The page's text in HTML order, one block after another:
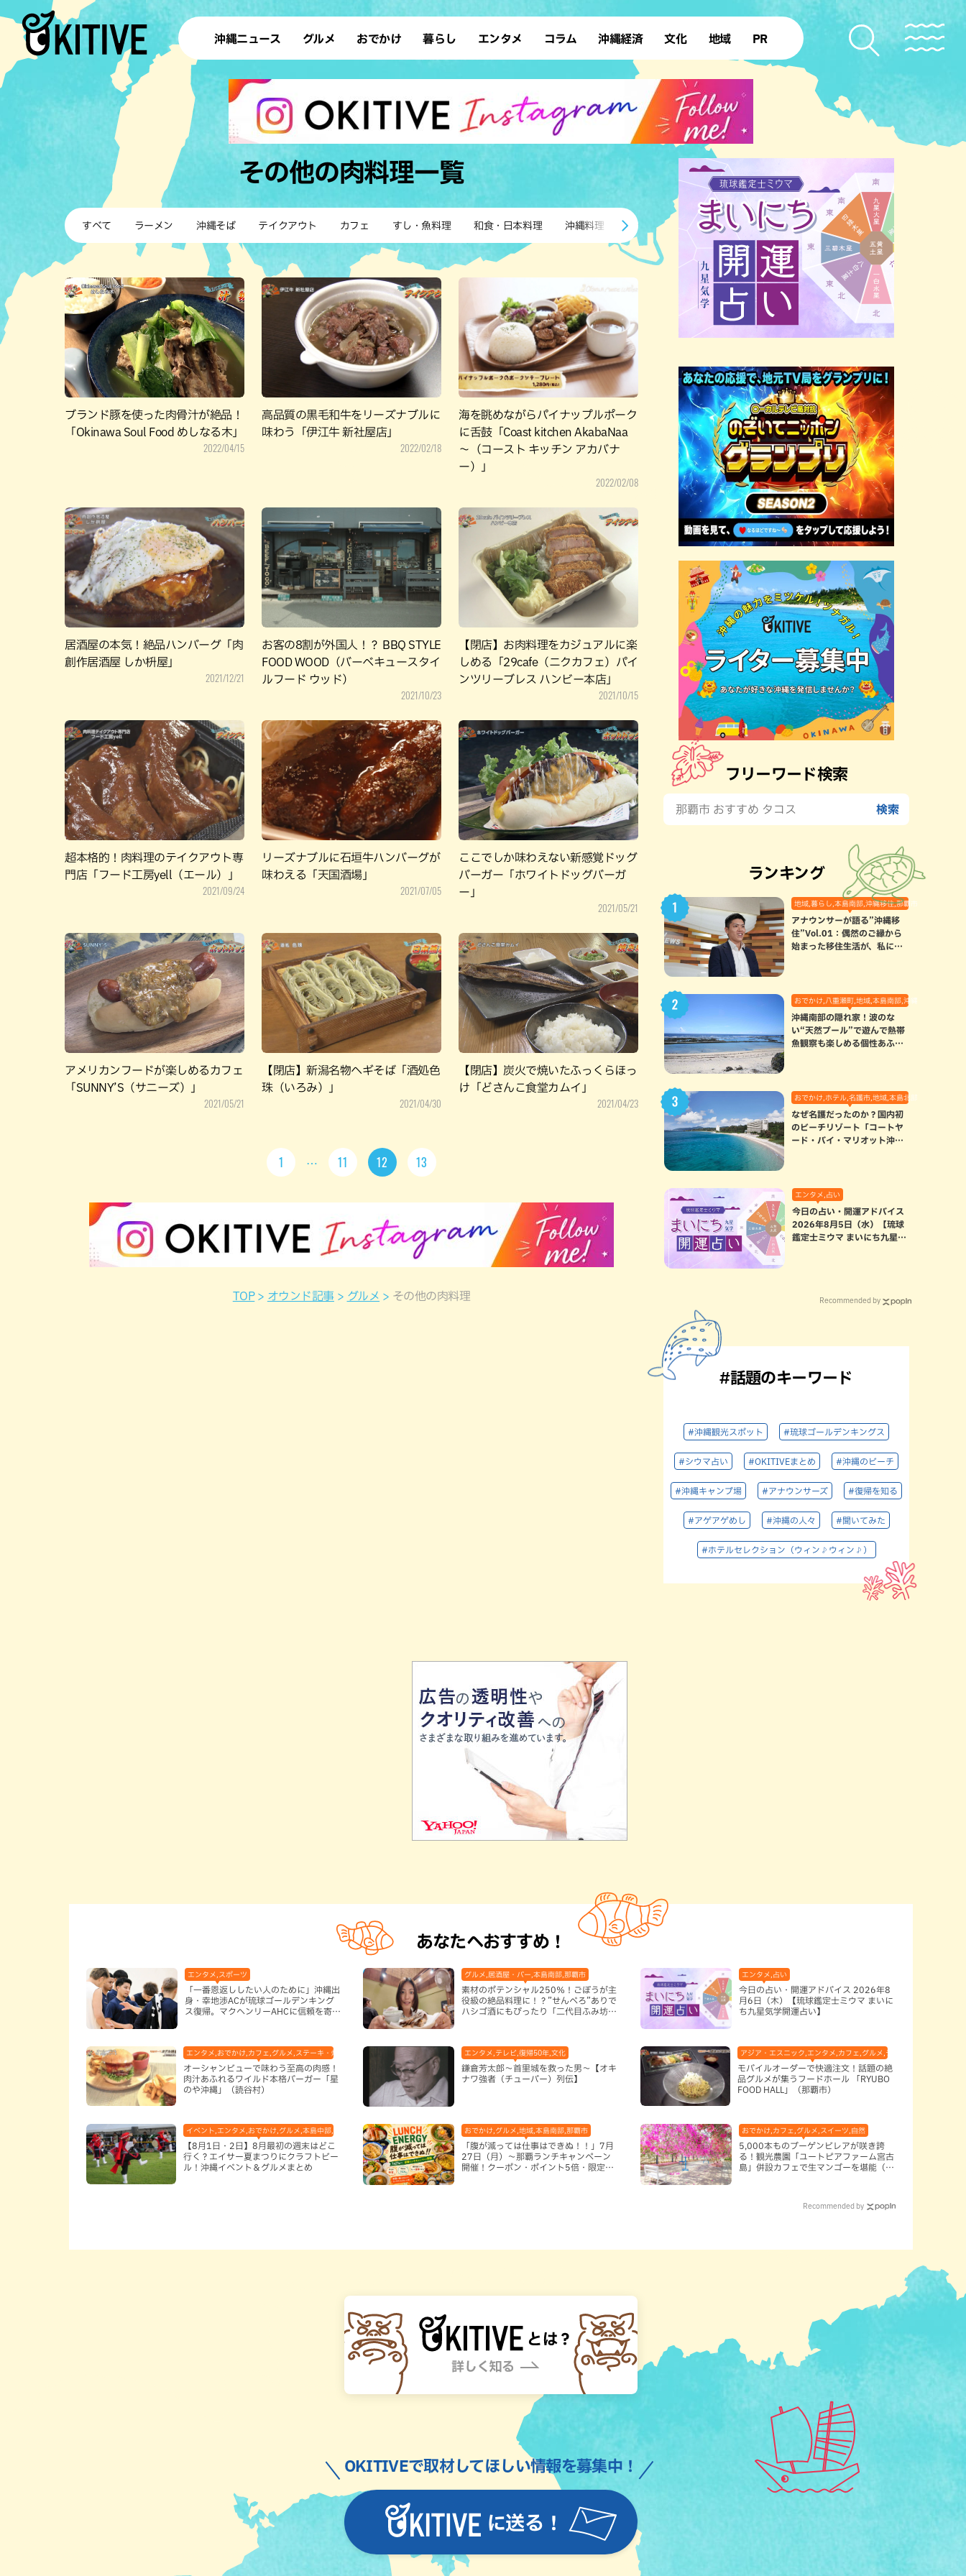
沖縄ニュース グルメ
ラーメン 沖縄そば
テイクアウト カフェ
すし・魚料理 和食・日本料理
沖縄料理 アジア・エスニック
ステーキ・焼肉 焼鳥・串料理
その他の肉料理 居酒屋・バー
ブッフェ・バイキング スイーツ
パン カレー
ハンバーガー タコス・タコライス
おでかけ
デート ドライブ
散歩 ソロ活
歴史
サウナ 公園
暮らし
レシピ SDGs
ファッション ローカルニュース
沖縄移住 沖縄旧暦行事
エンタメ
スポーツ 占い
タレント・芸人 テレビ
コラム 沖縄経済 文化
復帰50年
地域
本島北部
本島南部 先島諸島
北部離島
PR
その他の肉料理一覧
すべて ラーメン 沖縄そば テイクアウト カフェ すし・魚料理 和食・日本料理 沖縄料理 アジア・エスニック 中華 イタリアン 洋食・西洋料理
ブランド豚を使った肉骨汁が絶品！
「Okinawa Soul Food めしなる木」
2022/04/15
高品質の黒毛和牛をリーズナブルに
味わう「伊江牛 新社屋店」
2022/02/18
海を眺めながらパイナップルポーク
に舌鼓「Coast kitchen AkabaNaa
～（コースト キッチン アカバナ
ー）」
2022/02/08
居酒屋の本気！絶品ハンバーグ「肉
創作居酒屋 しか枡屋」
2021/12/21
お客の8割が外国人！？ BBQ STYLE
FOOD WOOD（バーベキュースタイ
ルフード ウッド）
2021/10/23
【閉店】お肉料理をカジュアルに楽
しめる「29cafe（ニクカフェ）パイ
ンツリーブレス ハンビー本店」
2021/10/15
超本格的！肉料理のテイクアウト専
門店「フード工房yell（エール）」
2021/09/24
リーズナブルに石垣牛ハンバーグが
味わえる「天国酒場」
2021/07/05
ここでしか味わえない新感覚ドッグ
バーガー「ホワイトドッグバーガ
ー」
2021/05/21
アメリカンフードが楽しめるカフェ
「SUNNY’S（サニーズ）」
2021/05/21
【閉店】新潟名物ヘギそば「酒処色
珠（いろみ）」
2021/04/30
【閉店】炭火で焼いたふっくらほっ
け「どさんこ食堂カムイ」
2021/04/23
1 11 12 13
TOP オウンド記事 グルメ その他の肉料理
フリーワード検索
ランキング
地域,暮らし,本島南部,沖縄移住,那覇市
アナウンサーが語る”沖縄移
住”Vol.01：偶然のご縁から
始まった移住生活が、私にと
おでかけ,八重瀬町,地域,本島南部,沖縄の海,自然
沖縄南部の隠れ家！波のな
い“天然プール”で遊んで熱帯
魚観察も楽しめる個性あふれ
おでかけ,ホテル,名護市,地域,本島北部
なぜ名護だったのか？国内初
のビーチリゾート「コートヤ
ード・バイ・マリオット沖縄
エンタメ,占い
今日の占い・開運アドバイス
2026年8月5日（水）【琉球
鑑定士ミウマ まいにち九星気
Recommended by
#話題のキーワード
#沖縄観光スポット #琉球ゴールデンキングス
#シウマ占い #OKITIVEまとめ #沖縄のビーチ
#沖縄キャンプ場 #アナウンサーズ #復帰を知る
#アゲアゲめし #沖縄の人々 #聞いてみた
#ホテルセレクション（ウィン♪ウィン♪）
あなたへおすすめ！
エンタメ,スポーツ
「一番恩返ししたい人のために」沖縄出
身・幸地渉ACが琉球ゴールデンキング
ス復帰。マクヘンリーAHCに信頼を寄せ
グルメ,居酒屋・バー,本島南部,那覇市
素材のポテンシャル250％！ごぼうが主
役級の絶品料理に！？”せんべろ”ありで
ハシゴ酒にもぴったり「二代目ふみ坊
エンタメ,占い
今日の占い・開運アドバイス 2026年8
月6日（木）【琉球鑑定士ミウマ まいに
ち九星気学開運占い】
エンタメ,おでかけ,カフェ,グルメ,ステーキ・焼肉,テレビ,ハンバーガー,ホテル,地域,本島中部,読谷村
オーシャンビューで味わう至高の肉感！
肉汁あふれるワイルド本格バーガー「星
のや沖縄」（読谷村）
エンタメ,テレビ,復帰50年,文化
鎌倉芳太郎～首里城を救った男～【オキ
ナワ強者（チューバー）列伝】
アジア・エスニック,エンタメ,カフェ,グルメ,テレビ,中華,地域,本島
モバイルオーダーで快適注文！話題の絶
品グルメが集うフードホール 「RYUBO
FOOD HALL」（那覇市）
イベント,エンタメ,おでかけ,グルメ,本島中部,本島北部,本島南部
【8月1日・2日】8月最初の週末はどこ
行く？エイサー夏まつりにクラフトビー
ル！沖縄イベント＆グルメまとめ
おでかけ,グルメ,地域,本島南部,那覇市
「腹が減っては仕事はできぬ！！」7月
27日（月）〜那覇ランチキャンペーン
開催！クーポン・ポイント5倍・限定グ
おでかけ,カフェ,グルメ,スイーツ,自然
5,000本ものブーゲンビレアが咲き誇
る！観光農園「ユートピアファーム宮古
島」併設カフェで生マンゴーを堪能（宮
Recommended by
に送る！
OKITIVEで取材してほしい情報を募集中！